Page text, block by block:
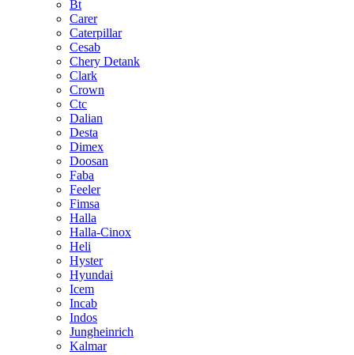
Bt
Carer
Caterpillar
Cesab
Chery Detank
Clark
Crown
Ctc
Dalian
Desta
Dimex
Doosan
Faba
Feeler
Fimsa
Halla
Halla-Cinox
Heli
Hyster
Hyundai
Icem
Incab
Indos
Jungheinrich
Kalmar